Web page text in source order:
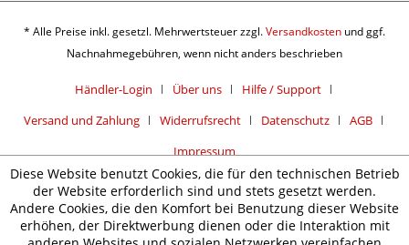
* Alle Preise inkl. gesetzl. Mehrwertsteuer zzgl.Versandkosten und ggf.
Nachnahmegebühren, wenn nicht anders beschrieben
Händler-Login Über uns
Hilfe / Support
Versand und Zahlung
Widerrufsrecht Datenschutz
AGB
Impressum
Diese Website benutzt Cookies, die für den technischen Betrieb
der Website erforderlich sind und stets gesetzt werden.
Andere Cookies, die den Komfort bei Benutzung dieser Website
erhöhen, der Direktwerbung dienen oder die Interaktion mit